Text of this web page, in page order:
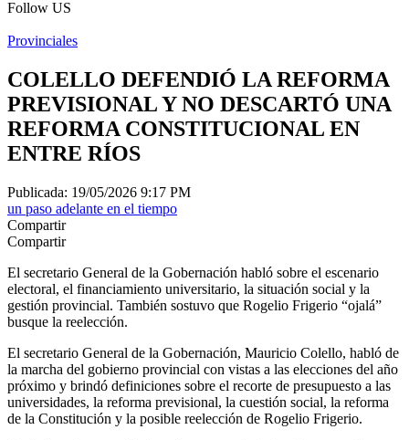
Follow US
Provinciales
COLELLO DEFENDIÓ LA REFORMA
PREVISIONAL Y NO DESCARTÓ UNA
REFORMA CONSTITUCIONAL EN
ENTRE RÍOS
Publicada: 19/05/2026 9:17 PM
un paso adelante en el tiempo
Compartir
Compartir
El secretario General de la Gobernación habló sobre el escenario
electoral, el financiamiento universitario, la situación social y la
gestión provincial. También sostuvo que Rogelio Frigerio “ojalá”
busque la reelección.
El secretario General de la Gobernación, Mauricio Colello, habló de
la marcha del gobierno provincial con vistas a las elecciones del año
próximo y brindó definiciones sobre el recorte de presupuesto a las
universidades, la reforma previsional, la cuestión social, la reforma
de la Constitución y la posible reelección de Rogelio Frigerio.